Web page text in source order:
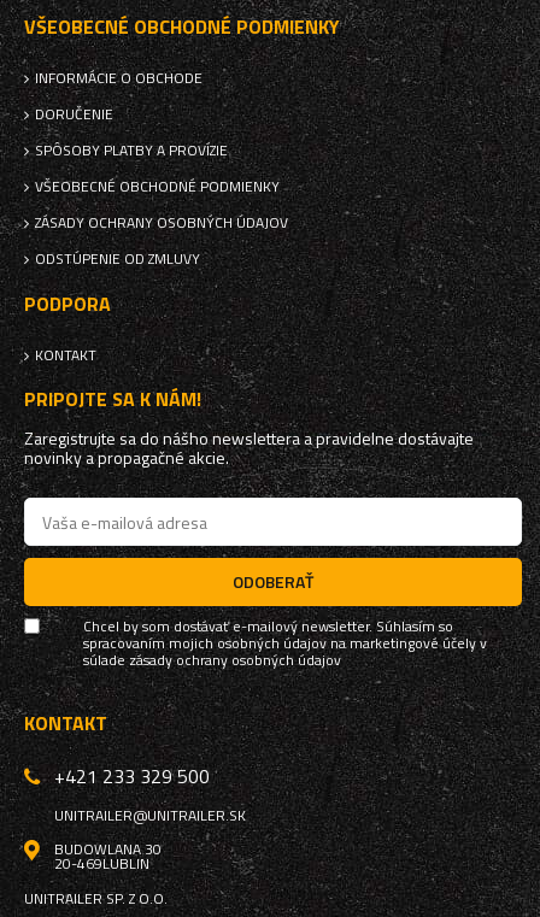
VŠEOBECNÉ OBCHODNÉ PODMIENKY
INFORMÁCIE O OBCHODE
DORUČENIE
SPÔSOBY PLATBY A PROVÍZIE
VŠEOBECNÉ OBCHODNÉ PODMIENKY
ZÁSADY OCHRANY OSOBNÝCH ÚDAJOV
ODSTÚPENIE OD ZMLUVY
PODPORA
KONTAKT
PRIPOJTE SA K NÁM!
Zaregistrujte sa do nášho newslettera a pravidelne dostávajte
novinky a propagačné akcie.
ODOBERAŤ
Chcel by som dostávať e-mailový newsletter. Súhlasím so
spracovaním mojich osobných údajov na marketingové účely v
súladezásady ochrany osobných údajov
KONTAKT
+421 233 329 500
UNITRAILER@UNITRAILER.SK
BUDOWLANA 30
20-469LUBLIN
UNITRAILER SP. Z O.O.